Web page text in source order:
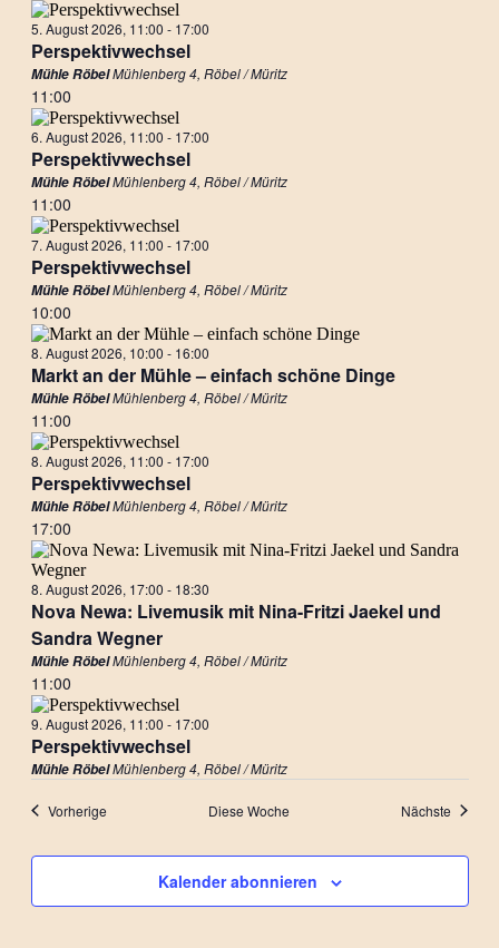
5. August 2026, 11:00 - 17:00
Perspektivwechsel
Mühle RöbelMühlenberg 4, Röbel / Müritz
11:00
6. August 2026, 11:00 - 17:00
Perspektivwechsel
Mühle RöbelMühlenberg 4, Röbel / Müritz
11:00
7. August 2026, 11:00 - 17:00
Perspektivwechsel
Mühle RöbelMühlenberg 4, Röbel / Müritz
10:00
8. August 2026, 10:00 - 16:00
Markt an der Mühle – einfach schöne Dinge
Mühle RöbelMühlenberg 4, Röbel / Müritz
11:00
8. August 2026, 11:00 - 17:00
Perspektivwechsel
Mühle RöbelMühlenberg 4, Röbel / Müritz
17:00
8. August 2026, 17:00 - 18:30
Nova Newa: Livemusik mit Nina-Fritzi Jaekel und
Sandra Wegner
Mühle RöbelMühlenberg 4, Röbel / Müritz
11:00
9. August 2026, 11:00 - 17:00
Perspektivwechsel
Mühle RöbelMühlenberg 4, Röbel / Müritz
Vorherige Diese Woche Nächste
Kalender abonnieren